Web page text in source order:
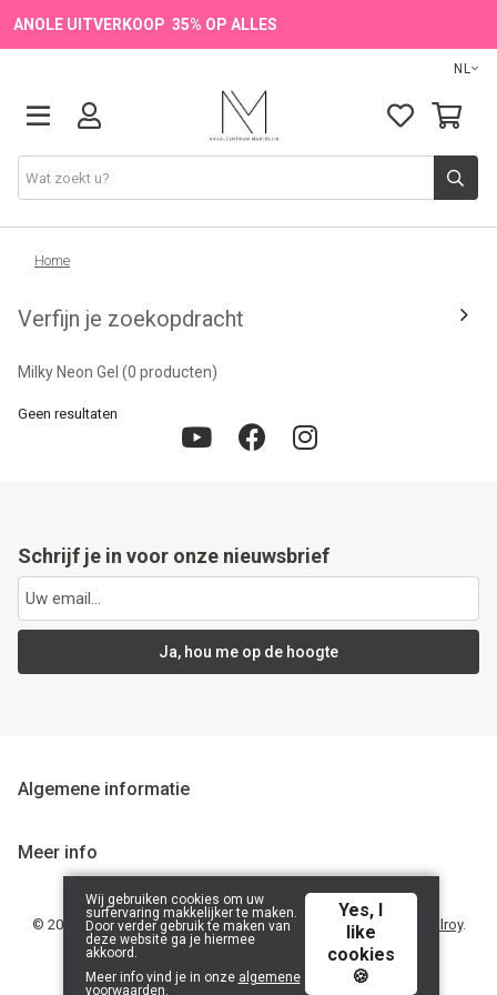
ANOLE UITVERKOOP 35% OP ALLES
NL
Onze Merken
Producten
💖 NIEUW
Contact
Home
Verfijn je zoekopdracht
Milky Neon Gel (0 producten)
Geen resultaten
Schrijf je in voor onze nieuwsbrief
Ja, hou me op de hoogte
Algemene informatie
Meer info
© 2026 Nagelcentrum Marjolijn BE0751968645 | Powered by Tilroy.
Wij gebruiken cookies om uw
surfervaring makkelijker te maken.
Door verder gebruik te maken van
deze website ga je hiermee
akkoord.
Meer info vind je in onze algemene
voorwaarden.
Yes, I
like
cookies
🍪